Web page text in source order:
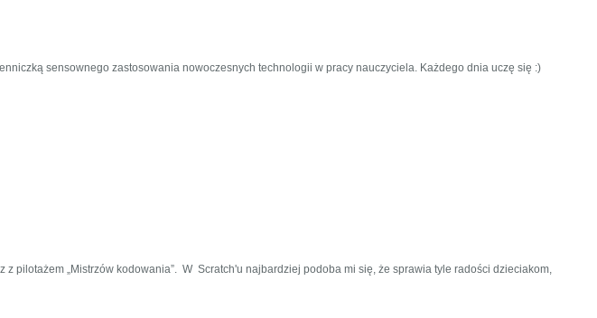
sensownego zastosowania nowoczesnych technologii w pracy nauczyciela. Każdego dnia uczę się :)
pilotażem „Mistrzów kodowania”. W Scratch'u najbardziej podoba mi się, że sprawia tyle radości dzieciakom,